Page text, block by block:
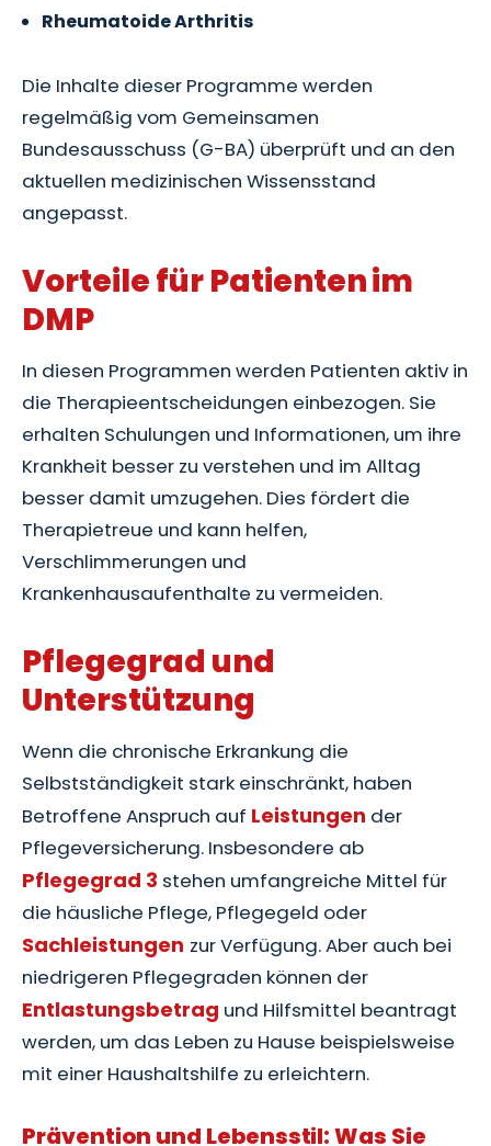
Rheumatoide Arthritis
Die Inhalte dieser Programme werden
regelmäßig vom Gemeinsamen
Bundesausschuss (G-BA) überprüft und an den
aktuellen medizinischen Wissensstand
angepasst.
Vorteile für Patienten im
DMP
In diesen Programmen werden Patienten aktiv in
die Therapieentscheidungen einbezogen. Sie
erhalten Schulungen und Informationen, um ihre
Krankheit besser zu verstehen und im Alltag
besser damit umzugehen. Dies fördert die
Therapietreue und kann helfen,
Verschlimmerungen und
Krankenhausaufenthalte zu vermeiden.
Pflegegrad und
Unterstützung
Wenn die chronische Erkrankung die
Selbstständigkeit stark einschränkt, haben
Betroffene Anspruch auf Leistungen der
Pflegeversicherung. Insbesondere ab
Pflegegrad 3 stehen umfangreiche Mittel für
die häusliche Pflege, Pflegegeld oder
Sachleistungen zur Verfügung. Aber auch bei
niedrigeren Pflegegraden können der
Entlastungsbetrag und Hilfsmittel beantragt
werden, um das Leben zu Hause beispielsweise
mit einer Haushaltshilfe zu erleichtern.
Prävention und Lebensstil: Was Sie